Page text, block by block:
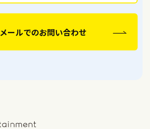
メールでのお問い合わせ